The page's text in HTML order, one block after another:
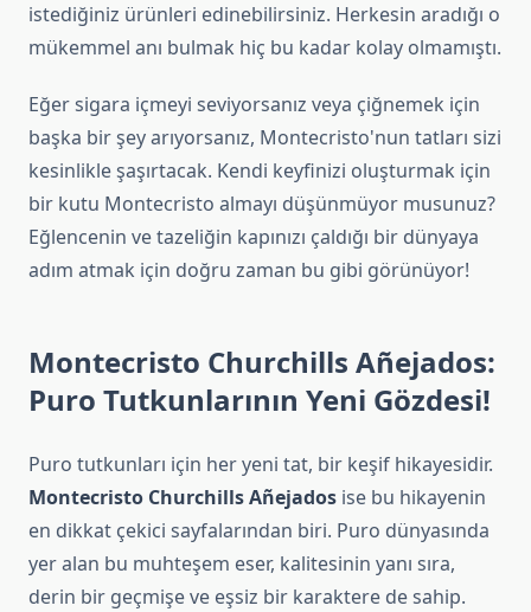
istediğiniz ürünleri edinebilirsiniz. Herkesin aradığı o
mükemmel anı bulmak hiç bu kadar kolay olmamıştı.
Eğer sigara içmeyi seviyorsanız veya çiğnemek için
başka bir şey arıyorsanız, Montecristo'nun tatları sizi
kesinlikle şaşırtacak. Kendi keyfinizi oluşturmak için
bir kutu Montecristo almayı düşünmüyor musunuz?
Eğlencenin ve tazeliğin kapınızı çaldığı bir dünyaya
adım atmak için doğru zaman bu gibi görünüyor!
Montecristo Churchills Añejados:
Puro Tutkunlarının Yeni Gözdesi!
Puro tutkunları için her yeni tat, bir keşif hikayesidir.
Montecristo Churchills Añejados ise bu hikayenin
en dikkat çekici sayfalarından biri. Puro dünyasında
yer alan bu muhteşem eser, kalitesinin yanı sıra,
derin bir geçmişe ve eşsiz bir karaktere de sahip.